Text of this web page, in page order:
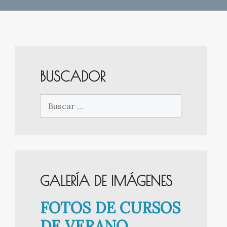
BUSCADOR
GALERÍA DE IMÁGENES
FOTOS DE CURSOS